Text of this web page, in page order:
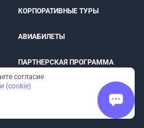
КОРПОРАТИВНЫЕ ТУРЫ
АВИАБИЛЕТЫ
ПАРТНЕРСКАЯ ПРОГРАММА
ПОДАРОЧНЫЕ СЕРТИФИКАТЫ
согласие
(cookie)